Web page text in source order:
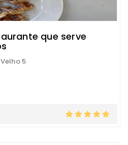
que serve
5